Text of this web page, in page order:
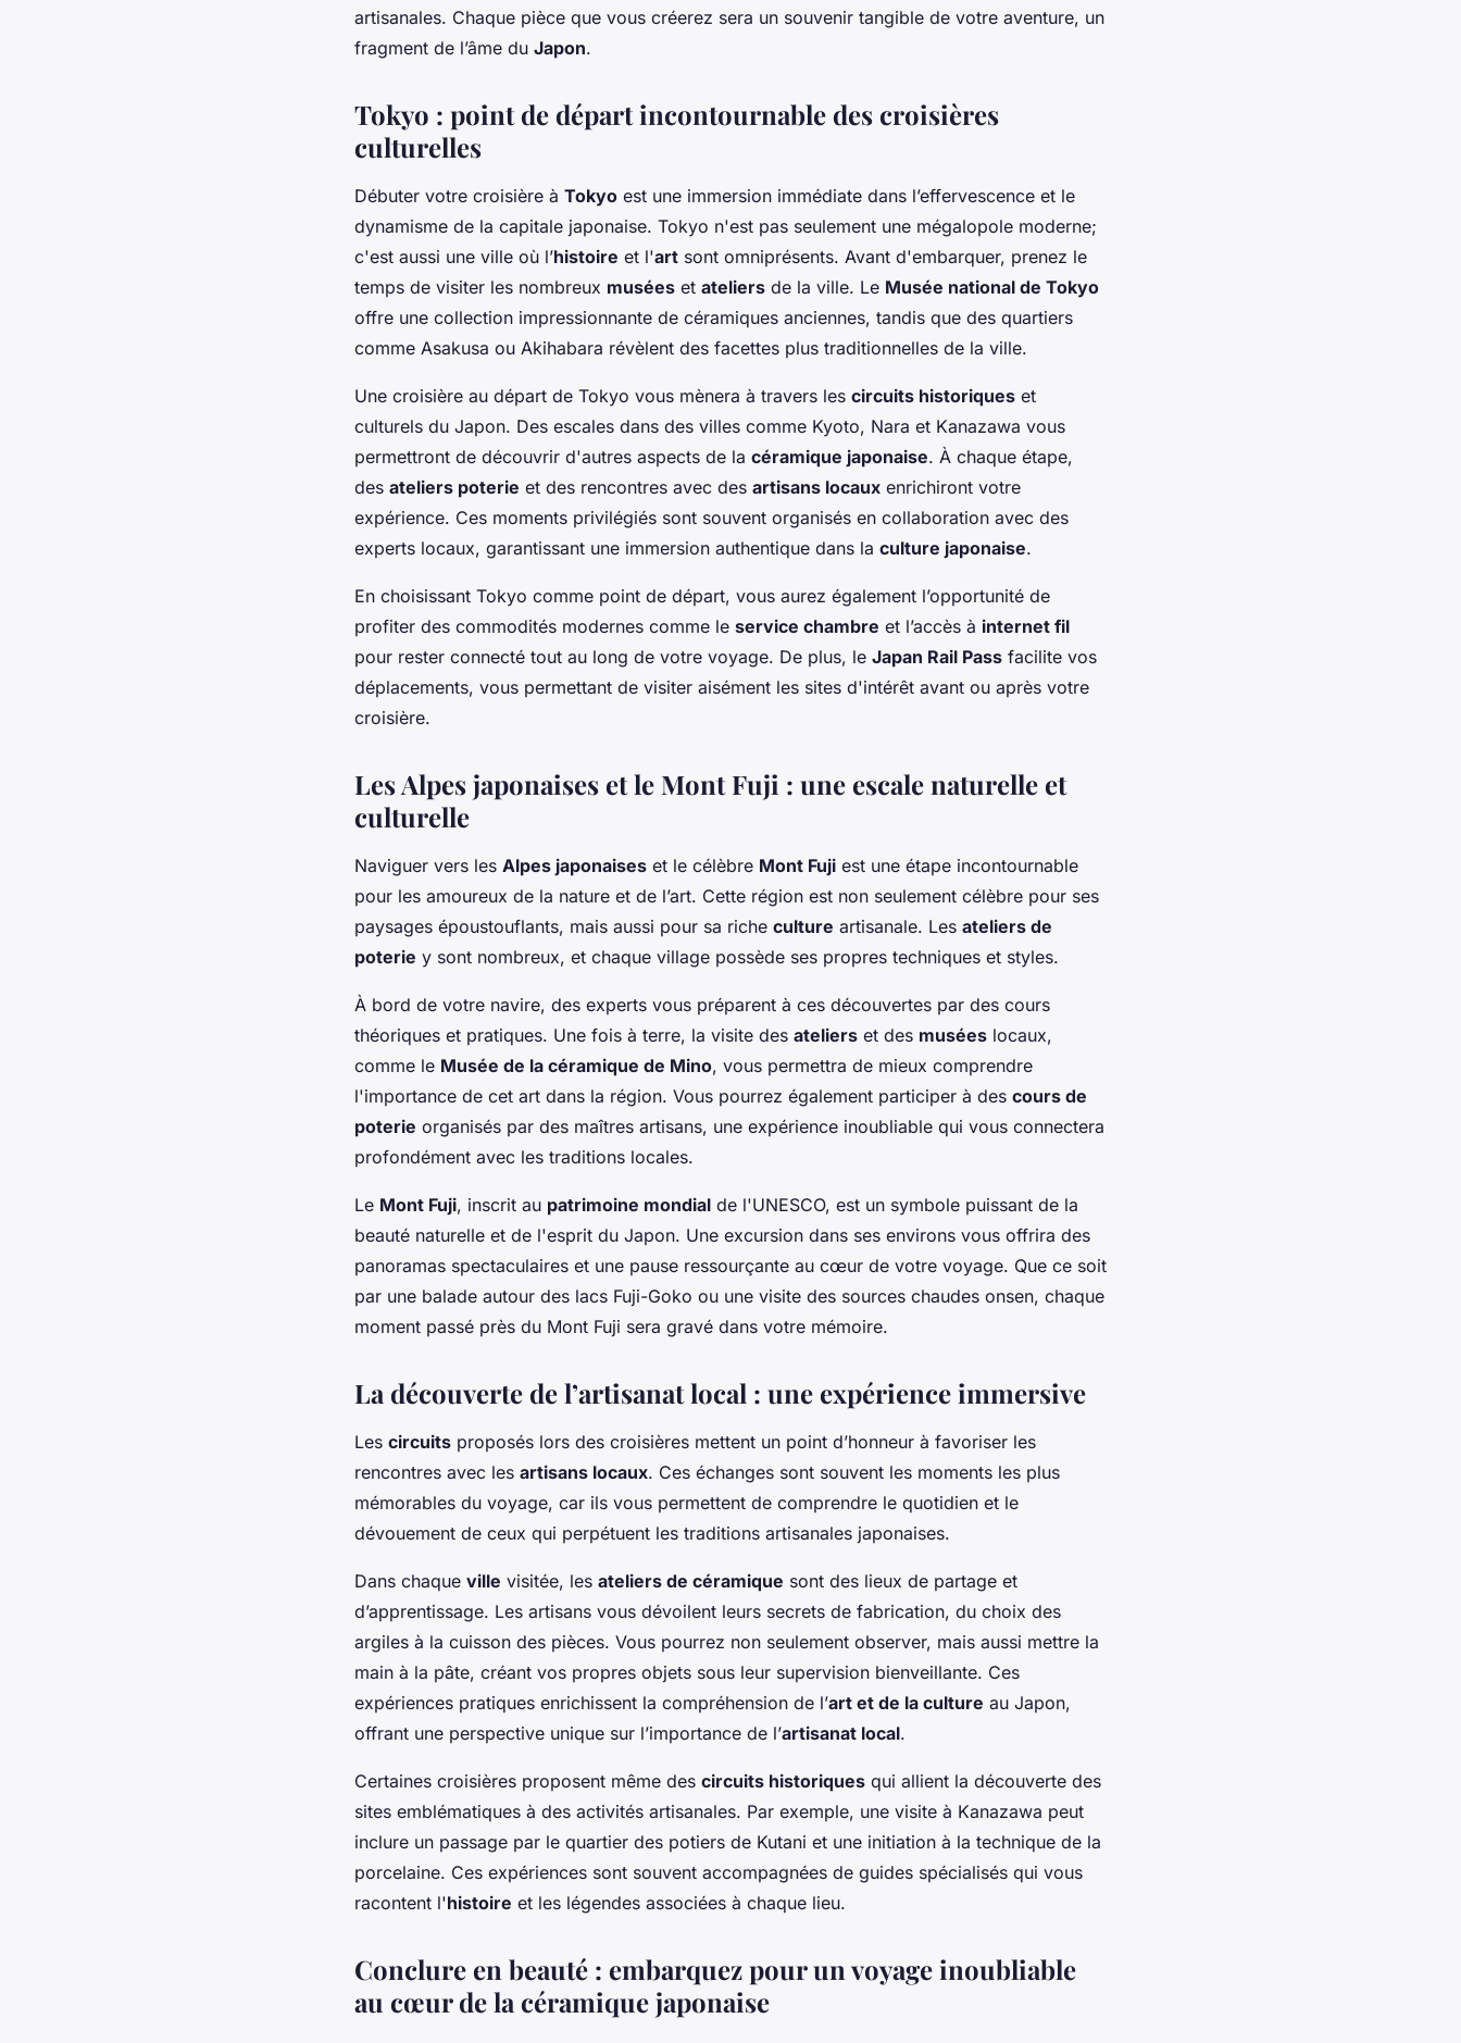
artisanales. Chaque pièce que vous créerez sera un souvenir tangible de votre aventure, un
fragment de l’âme du Japon.
Tokyo : point de départ incontournable des croisières
culturelles
Débuter votre croisière à Tokyo est une immersion immédiate dans l’effervescence et le
dynamisme de la capitale japonaise. Tokyo n'est pas seulement une mégalopole moderne;
c'est aussi une ville où l’histoire et l'art sont omniprésents. Avant d'embarquer, prenez le
temps de visiter les nombreux musées et ateliers de la ville. Le Musée national de Tokyo
offre une collection impressionnante de céramiques anciennes, tandis que des quartiers
comme Asakusa ou Akihabara révèlent des facettes plus traditionnelles de la ville.
Une croisière au départ de Tokyo vous mènera à travers les circuits historiques et
culturels du Japon. Des escales dans des villes comme Kyoto, Nara et Kanazawa vous
permettront de découvrir d'autres aspects de la céramique japonaise. À chaque étape,
des ateliers poterie et des rencontres avec des artisans locaux enrichiront votre
expérience. Ces moments privilégiés sont souvent organisés en collaboration avec des
experts locaux, garantissant une immersion authentique dans la culture japonaise.
En choisissant Tokyo comme point de départ, vous aurez également l’opportunité de
profiter des commodités modernes comme le service chambre et l’accès à internet fil
pour rester connecté tout au long de votre voyage. De plus, le Japan Rail Pass facilite vos
déplacements, vous permettant de visiter aisément les sites d'intérêt avant ou après votre
croisière.
Les Alpes japonaises et le Mont Fuji : une escale naturelle et
culturelle
Naviguer vers les Alpes japonaises et le célèbre Mont Fuji est une étape incontournable
pour les amoureux de la nature et de l’art. Cette région est non seulement célèbre pour ses
paysages époustouflants, mais aussi pour sa riche culture artisanale. Les ateliers de
poterie y sont nombreux, et chaque village possède ses propres techniques et styles.
À bord de votre navire, des experts vous préparent à ces découvertes par des cours
théoriques et pratiques. Une fois à terre, la visite des ateliers et des musées locaux,
comme le Musée de la céramique de Mino, vous permettra de mieux comprendre
l'importance de cet art dans la région. Vous pourrez également participer à des cours de
poterie organisés par des maîtres artisans, une expérience inoubliable qui vous connectera
profondément avec les traditions locales.
Le Mont Fuji, inscrit au patrimoine mondial de l'UNESCO, est un symbole puissant de la
beauté naturelle et de l'esprit du Japon. Une excursion dans ses environs vous offrira des
panoramas spectaculaires et une pause ressourçante au cœur de votre voyage. Que ce soit
par une balade autour des lacs Fuji-Goko ou une visite des sources chaudes onsen, chaque
moment passé près du Mont Fuji sera gravé dans votre mémoire.
La découverte de l’artisanat local : une expérience immersive
Les circuits proposés lors des croisières mettent un point d’honneur à favoriser les
rencontres avec les artisans locaux. Ces échanges sont souvent les moments les plus
mémorables du voyage, car ils vous permettent de comprendre le quotidien et le
dévouement de ceux qui perpétuent les traditions artisanales japonaises.
Dans chaque ville visitée, les ateliers de céramique sont des lieux de partage et
d’apprentissage. Les artisans vous dévoilent leurs secrets de fabrication, du choix des
argiles à la cuisson des pièces. Vous pourrez non seulement observer, mais aussi mettre la
main à la pâte, créant vos propres objets sous leur supervision bienveillante. Ces
expériences pratiques enrichissent la compréhension de l’art et de la culture au Japon,
offrant une perspective unique sur l’importance de l’artisanat local.
Certaines croisières proposent même des circuits historiques qui allient la découverte des
sites emblématiques à des activités artisanales. Par exemple, une visite à Kanazawa peut
inclure un passage par le quartier des potiers de Kutani et une initiation à la technique de la
porcelaine. Ces expériences sont souvent accompagnées de guides spécialisés qui vous
racontent l'histoire et les légendes associées à chaque lieu.
Conclure en beauté : embarquez pour un voyage inoubliable
au cœur de la céramique japonaise